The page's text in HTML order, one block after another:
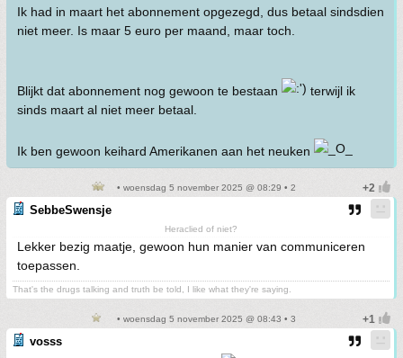
Ik had in maart het abonnement opgezegd, dus betaal sindsdien
niet meer. Is maar 5 euro per maand, maar toch.
Blijkt dat abonnement nog gewoon te bestaan
terwijl ik
sinds maart al niet meer betaal.
Ik ben gewoon keihard Amerikanen aan het neuken
• woensdag 5 november 2025 @ 08:29 • 2
SebbeSwensje
Heraclied of niet?
Lekker bezig maatje, gewoon hun manier van communiceren
toepassen.
That's the drugs talking and truth be told, I like what they're saying.
• woensdag 5 november 2025 @ 08:43 • 3
vosss